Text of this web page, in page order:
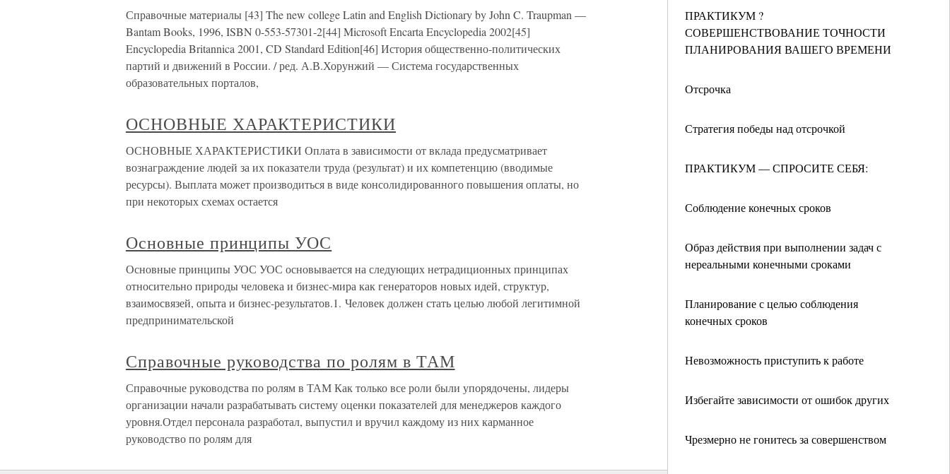
ПРАКТИКУМ ?
СОВЕРШЕНСТВОВАНИЕ ТОЧНОСТИ
ПЛАНИРОВАНИЯ ВАШЕГО ВРЕМЕНИ
Отсрочка
Стратегия победы над отсрочкой
ПРАКТИКУМ — СПРОСИТЕ СЕБЯ:
Соблюдение конечных сроков
Образ действия при выполнении задач с
нереальными конечными сроками
Планирование с целью соблюдения
конечных сроков
Невозможность приступить к работе
Избегайте зависимости от ошибок других
Чрезмерно не гонитесь за совершенством
Справочные материалы [43] The new college Latin and English Dictionary by John C. Traupman —
Bantam Books, 1996, ISBN 0-553-57301-2[44] Microsoft Encarta Encyclopedia 2002[45]
Encyclopedia Britannica 2001, CD Standard Edition[46] История общественно-политических
партий и движений в России. / ред. А.В.Хорунжий — Система государственных
образовательных порталов,
ОСНОВНЫЕ ХАРАКТЕРИСТИКИ
ОСНОВНЫЕ ХАРАКТЕРИСТИКИ Оплата в зависимости от вклада предусматривает
вознаграждение людей за их показатели труда (результат) и их компетенцию (вводимые
ресурсы). Выплата может производиться в виде консолидированного повышения оплаты, но
при некоторых схемах остается
Основные принципы УОС
Основные принципы УОС УОС основывается на следующих нетрадиционных принципах
относительно природы человека и бизнес-мира как генераторов новых идей, структур,
взаимосвязей, опыта и бизнес-результатов.1. Человек должен стать целью любой легитимной
предпринимательской
Справочные руководства по ролям в ТАМ
Справочные руководства по ролям в ТАМ Как только все роли были упорядочены, лидеры
организации начали разрабатывать систему оценки показателей для менеджеров каждого
уровня.Отдел персонала разработал, выпустил и вручил каждому из них карманное
руководство по ролям для